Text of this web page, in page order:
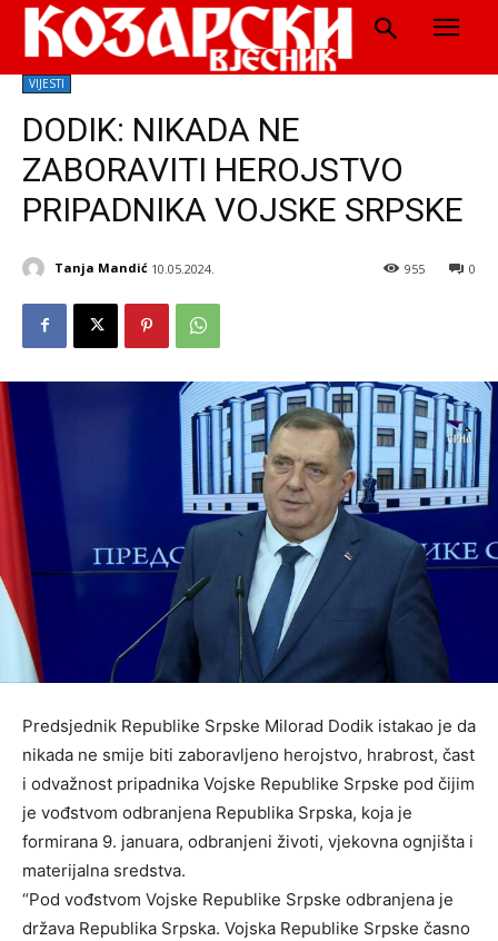
VIJESTI
DODIK: NIKADA NE
ZABORAVITI HEROJSTVO
PRIPADNIKA VOJSKE SRPSKE
Tanja Mandić 10.05.2024. 0
955
Predsjednik Republike Srpske Milorad Dodik istakao je da
nikada ne smije biti zaboravljeno herojstvo, hrabrost, čast
i odvažnost pripadnika Vojske Republike Srpske pod čijim
je vođstvom odbranjena Republika Srpska, koja je
formirana 9. januara, odbranjeni životi, vjekovna ognjišta i
materijalna sredstva.
“Pod vođstvom Vojske Republike Srpske odbranjena je
država Republika Srpska. Vojska Republike Srpske časno